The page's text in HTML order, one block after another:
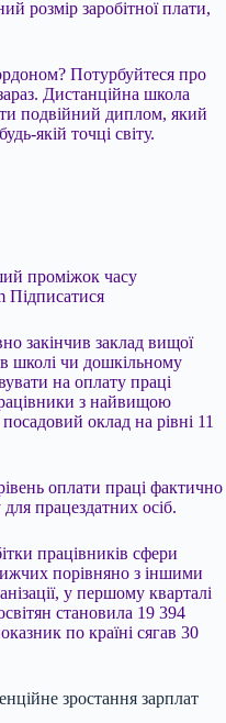
розмір заробітної плати,
Потурбуйтеся про
Дистанційна школа
подвійний диплом, який
якій точці світу.
проміжок часу
Підписатися
закінчив заклад вищої
школі чи дошкільному
на оплату праці
з найвищою
оклад на рівні 11
оплати праці фактично
працездатних осіб.
працівників сфери
порівняно з іншими
у першому кварталі
становила 19 394
по країні сягав 30
зростання зарплат